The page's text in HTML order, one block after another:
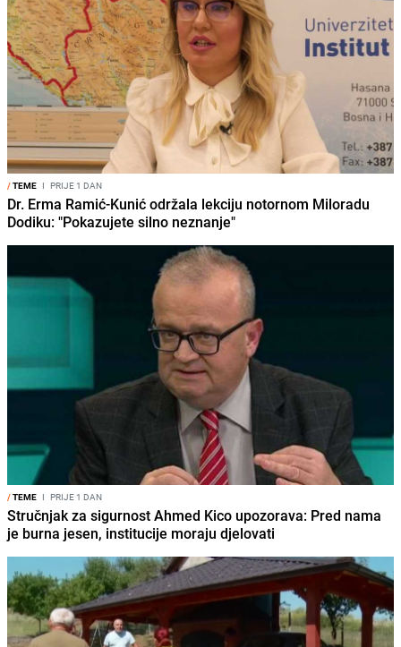
/TEME I PRIJE 1 DAN
Dr. Erma Ramić-Kunić održala lekciju notornom Miloradu
Dodiku: "Pokazujete silno neznanje"
/TEME I PRIJE 1 DAN
Stručnjak za sigurnost Ahmed Kico upozorava: Pred nama
je burna jesen, institucije moraju djelovati